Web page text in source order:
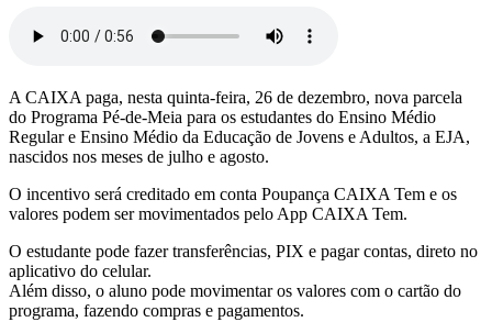
A CAIXA paga, nesta quinta-feira, 26 de dezembro, nova parcela
do Programa Pé-de-Meia para os estudantes do Ensino Médio
Regular e Ensino Médio da Educação de Jovens e Adultos, a EJA,
nascidos nos meses de julho e agosto.
O incentivo será creditado em conta Poupança CAIXA Tem e os
valores podem ser movimentados pelo App CAIXA Tem.
O estudante pode fazer transferências, PIX e pagar contas, direto no
aplicativo do celular.
Além disso, o aluno pode movimentar os valores com o cartão do
programa, fazendo compras e pagamentos.